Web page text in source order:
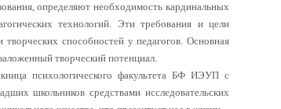
определяют необходимость кардинальных
технологий. Эти требования и цели
способностей у педагогов. Основная
творческий потенциал.
психологического факультета БФ ИЭУП с
школьников средствами исследовательских